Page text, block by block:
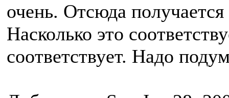
очень. Отсюда
Насколько это
соответствует. Надо